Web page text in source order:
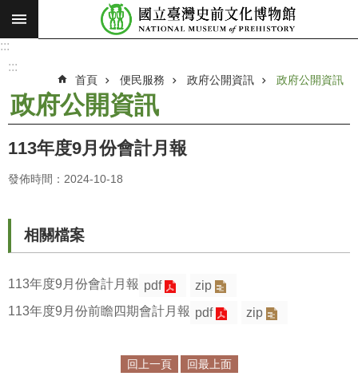
跳到主要內容區塊
搜
願
使
命
消
觀
:::
:::
首頁 便民服務 政府公開資訊 政府公開資訊
政府公開資訊
113年度9月份會計月報
發佈時間：2024-10-18
相關檔案
113年度9月份會計月報 pdf
zip
113年度9月份前瞻四期會計月報 pdf zip
回上一頁 回最上面